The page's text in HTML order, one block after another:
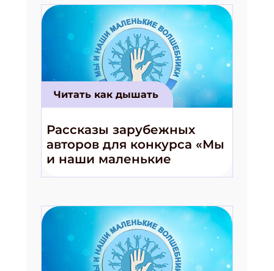
Читать как дышать
Рассказы зарубежных
авторов для конкурса «Мы
и наши маленькие
волшебники!»